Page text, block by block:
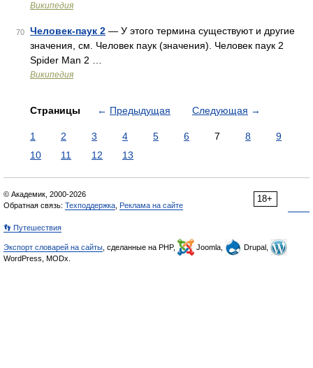
Википедия
70 Человек-паук 2 — У этого термина существуют и другие
значения, см. Человек паук (значения). Человек паук 2
Spider Man 2 …
Википедия
Страницы ← Предыдущая Следующая →
1 2 3 4 5 6 7 8
9
10
11 12 13
18+
© Академик, 2000-2026
Обратная связь: Техподдержка Реклама на сайте
👣 Путешествия
Экспорт словарей на сайты , сделанные на PHP, Joomla,
Drupal,
WordPress, MODx.